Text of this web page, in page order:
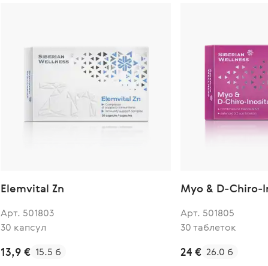
Elemvital Zn
Арт. 501803
30 капсул
13,9 € 15.5 б
Myo & D-Chiro-
Арт. 501805
30 таблеток
24 € 26.0 б